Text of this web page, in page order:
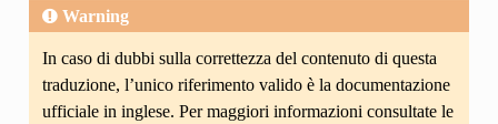
Warning
In caso di dubbi sulla correttezza del contenuto di questa
traduzione, l’unico riferimento valido è la documentazione
ufficiale in inglese. Per maggiori informazioni consultate le